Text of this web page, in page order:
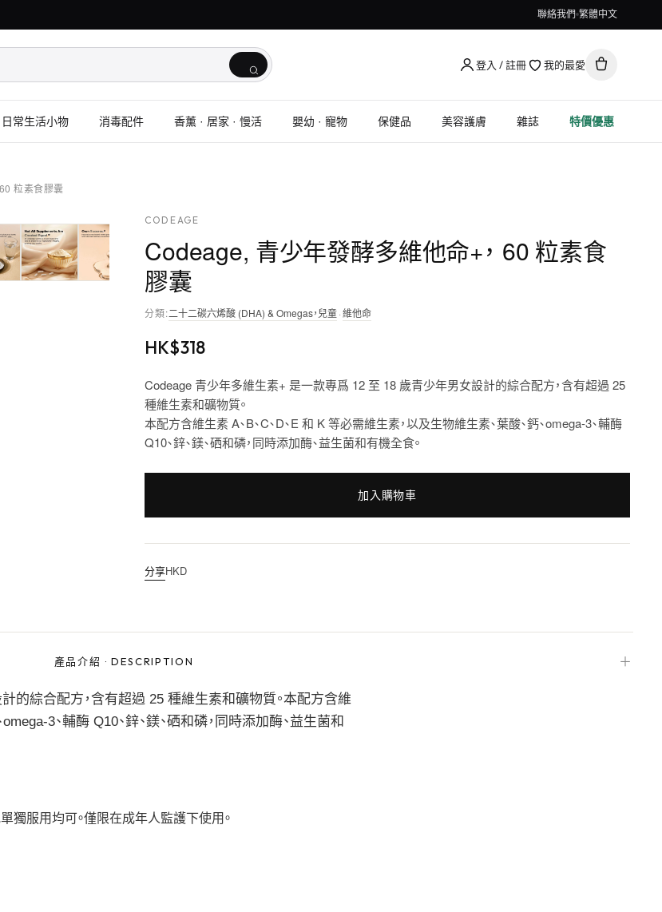
聯絡我們 繁體中文
登入 / 註冊 我的最愛
日常生活小物 消毒配件 香薰 · 居家 · 慢活 嬰幼 · 寵物 保健品 美容護膚 雜誌 特價優惠
粒素食膠囊
CODEAGE
Codeage, 青少年發酵多維他命+， 60 粒素食
膠囊
分類:二十二碳六烯酸 (DHA) & Omegas，兒童·維他命
HK$318
Codeage 青少年多維生素+ 是一款專爲 12 至 18 歲青少年男女設計的綜合配方，含有超過 25
種維生素和礦物質。
本配方含維生素 A、B、C、D、E 和 K 等必需維生素，以及生物維生素、葉酸、鈣、omega-3、輔酶
Q10、鋅、鎂、硒和磷，同時添加酶、益生菌和有機全食。
加入購物車
分享HKD
產品介紹 ·DESCRIPTION ＋
綜合配方，含有超過 25 種維生素和礦物質。本配方含維
3、輔酶 Q10、鋅、鎂、硒和磷，同時添加酶、益生菌和
獨服用均可。僅限在成年人監護下使用。